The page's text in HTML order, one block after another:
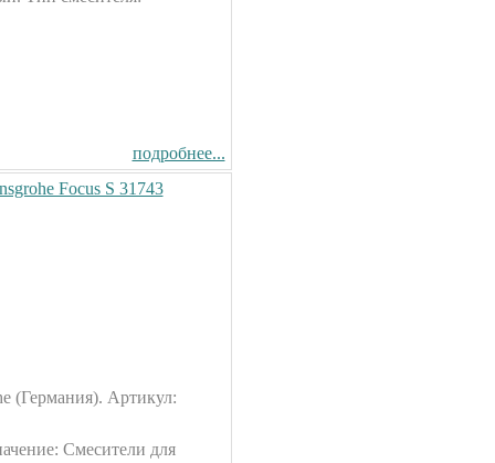
подробнее...
Focus S 31743
(Германия). Артикул:
Смесители для